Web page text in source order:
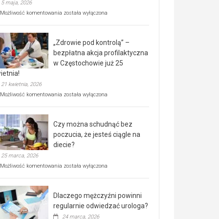
5 maja, 2026
Możliwość komentowania Rusza
rehabilitacji
dla
seniorów!
została wyłączona
„Zdrowie pod kontrolą” –
bezpłatna akcja profilaktyczna
w Częstochowie już 25
21 kwietnia, 2026
Możliwość komentowania „Zdrowie
bezpłatna
akcja
profilaktyczna
w
już
kwietnia!
została wyłączona
Czy można schudnąć bez
poczucia, że jesteś ciągle na
diecie?
25 marca, 2026
Możliwość komentowania Czy
poczucia,
że
została wyłączona
Dlaczego mężczyźni powinni
regularnie odwiedzać urologa?
24 marca, 2026